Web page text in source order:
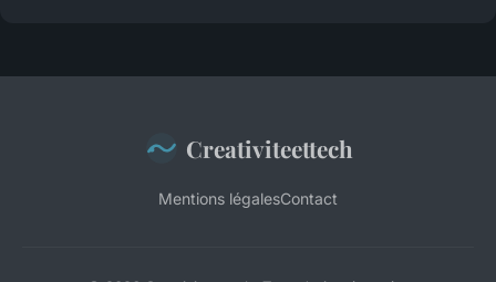
Creativiteettech
Mentions légalesContact